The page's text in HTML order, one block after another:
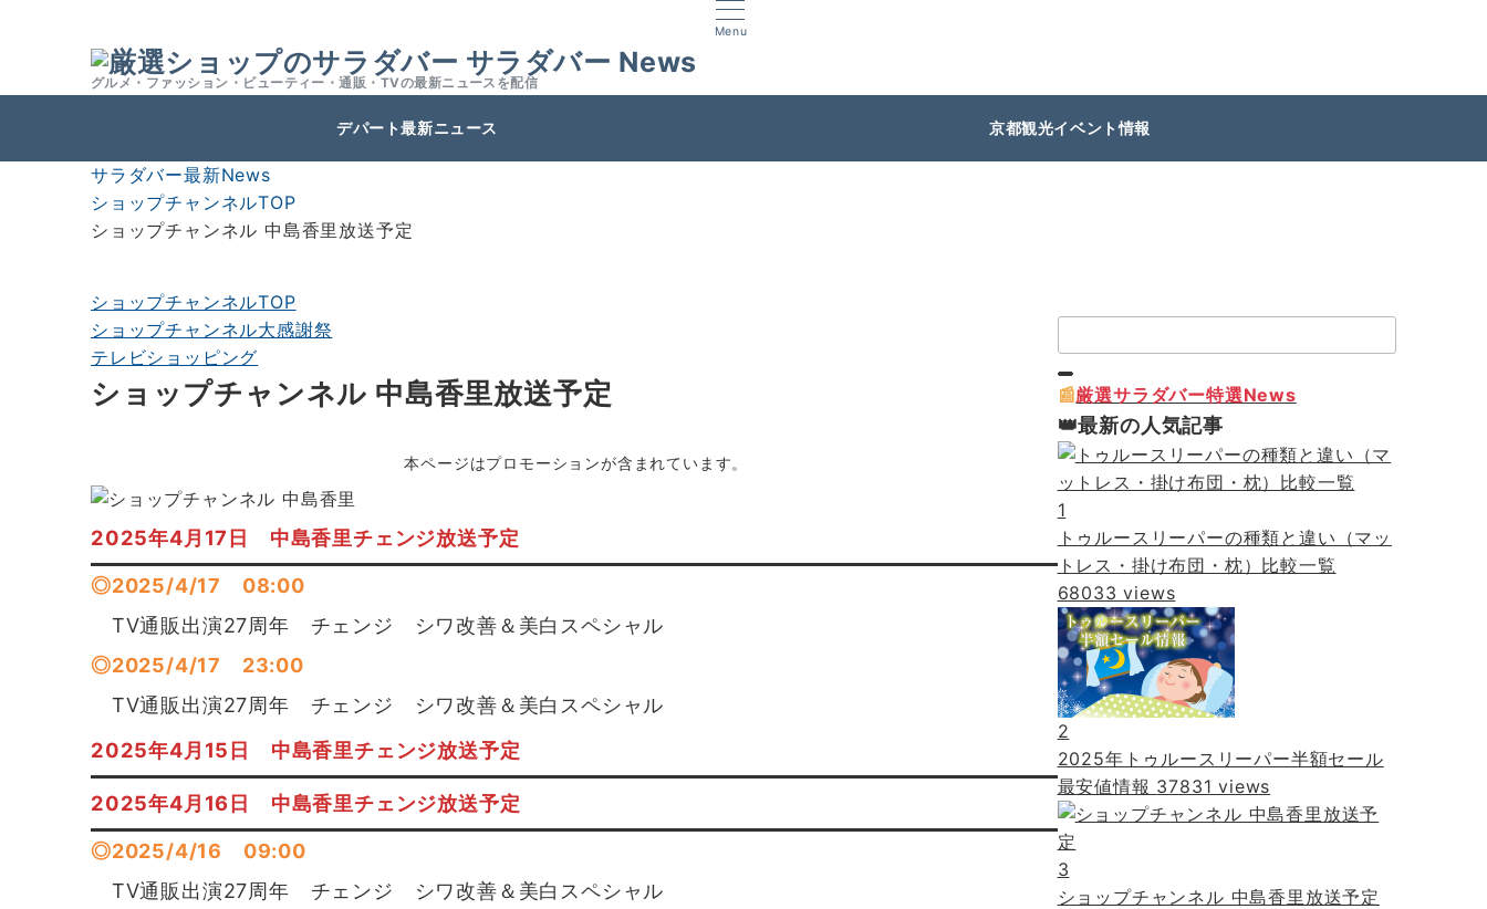
Menu
サラダバー News
グルメ・ファッション・ビューティー・通販・TVの最新ニュースを配信
デパート最新ニュース 京都観光イベント情報
サラダバー最新News
ショップチャンネルTOP
ショップチャンネル 中島香里放送予定
ショップチャンネルTOP
ショップチャンネル大感謝祭
テレビショッピング
ショップチャンネル 中島香里放送予定
本ページはプロモーションが含まれています。
2025年4月17日 中島香里チェンジ放送予定
◎2025/4/17 08:00
TV通販出演27周年 チェンジ シワ改善＆美白スペシャル
◎2025/4/17 23:00
TV通販出演27周年 チェンジ シワ改善＆美白スペシャル
2025年4月15日 中島香里チェンジ放送予定
2025年4月16日 中島香里チェンジ放送予定
◎2025/4/16 09:00
TV通販出演27周年 チェンジ シワ改善＆美白スペシャル
索：
📰厳選サラダバー特選News
👑最新の人気記事
1
トゥルースリーパーの種類と違い（マッ
トレス・掛け布団・枕）比較一覧
68033 views
2
2025年トゥルースリーパー半額セール
最安値情報 37831 views
3
ショップチャンネル 中島香里放送予定